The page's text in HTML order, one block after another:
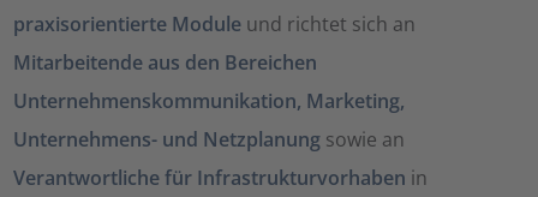
praxisorientierte Module und richtet sich an
Mitarbeitende aus den Bereichen
Unternehmenskommunikation, Marketing,
Unternehmens- und Netzplanung sowie an
Verantwortliche für Infrastrukturvorhaben in